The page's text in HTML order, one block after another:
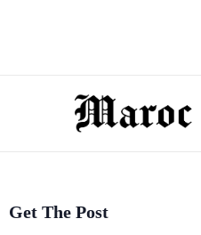
Get The Post